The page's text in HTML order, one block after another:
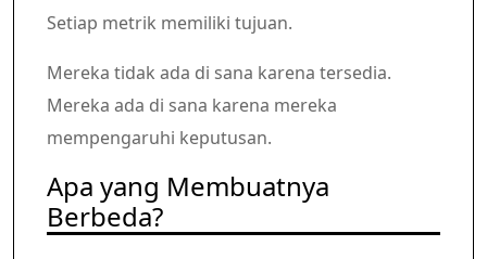
Setiap metrik memiliki tujuan.
Mereka tidak ada di sana karena tersedia.
Mereka ada di sana karena mereka
mempengaruhi keputusan.
Apa yang Membuatnya
Berbeda?